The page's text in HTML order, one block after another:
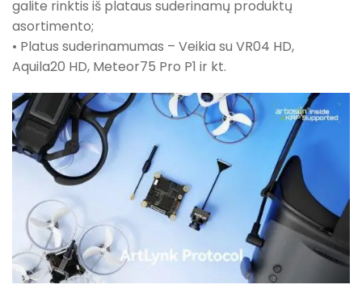
galite rinktis iš plataus suderinamų produktų
asortimento;
• Platus suderinamumas – Veikia su VR04 HD,
Aquila20 HD, Meteor75 Pro P1 ir kt.